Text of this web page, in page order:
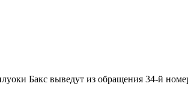
Бакс выведут из обращения 34-й